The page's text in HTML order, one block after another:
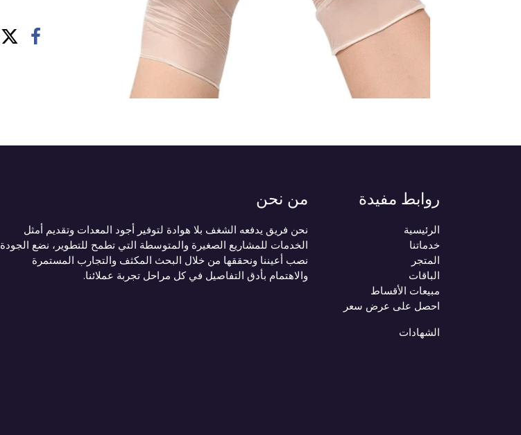
روابط مفيدة
الرئيسية
خدماتنا
المتجر
الباقات
مبيعات الأقساط
احصل على عرض سعر
الشهادات
من نحن
نحن فريق يدفعه الشغف بلا هوادة لتوفير أجود المعدات وتقديم أمثل
الخدمات للمشاريع الصغيرة والمتوسطة التي تطمح للتطوير، نضع الجودة
نصب أعيننا ونحققها من خلال البحث المكثف والتجارب المستمرة
والاهتمام بأدق التفاصيل في كل مراحل تجربة عملائنا.